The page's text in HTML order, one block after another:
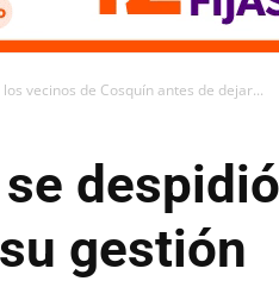
vecinos de Cosquín antes de dejar...
gestión